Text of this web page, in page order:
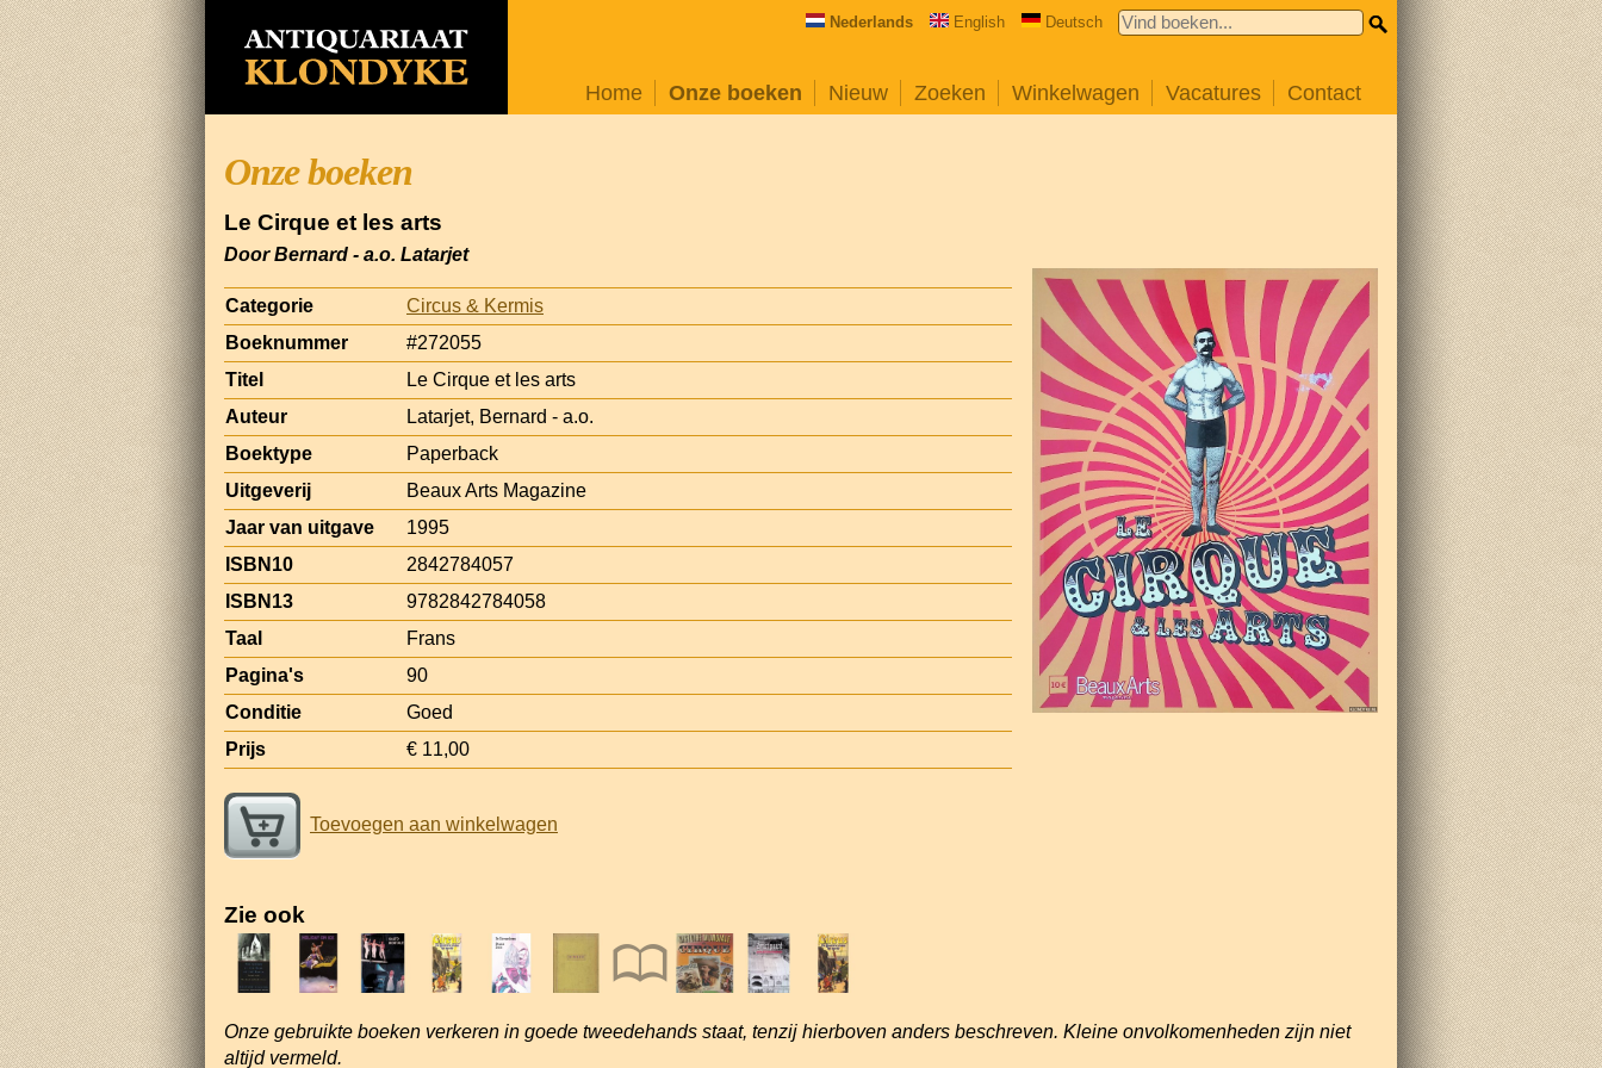
Nederlands English Deutsch
Home Onze boeken Nieuw Zoeken Winkelwagen Vacatures Contact
Onze boeken
Le Cirque et les arts
Door Bernard - a.o. Latarjet
Categorie
Circus & Kermis
Boeknummer
#272055
Titel
Le Cirque et les arts
Auteur
Latarjet, Bernard - a.o.
Boektype
Paperback
Uitgeverij
Beaux Arts Magazine
Jaar van uitgave
1995
ISBN10
2842784057
ISBN13
9782842784058
Taal
Frans
Pagina's
90
Conditie
Goed
Prijs
€ 11,00
Toevoegen aan winkelwagen
Zie ook
Onze gebruikte boeken verkeren in goede tweedehands staat, tenzij hierboven anders beschreven. Kleine onvolkomenheden zijn niet
altijd vermeld.